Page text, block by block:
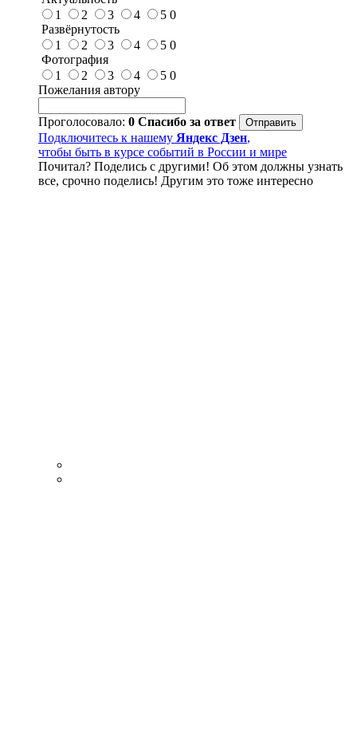
1
2 3 4 5 0
Развёрнутость
1
2 3 4 5 0
Фотография
1
2 3 4 5 0
Пожелания автору
Проголосовало: 0 Спасибо за ответ
Подключитесь к нашему Яндекс Дзен,
чтобы быть в курсе событий в России и мире
Почитал? Поделись с другими! Об этом должны узнать
все, срочно поделись! Другим это тоже интересно